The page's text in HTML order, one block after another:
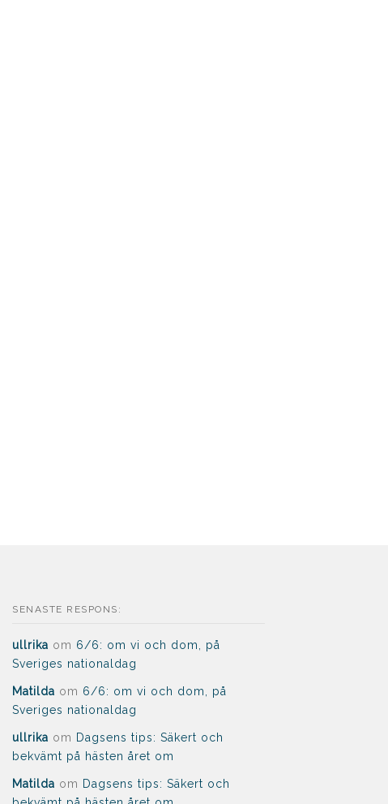
SENASTE RESPONS:
ullrika om 6/6: om vi och dom, på
Sveriges nationaldag
Matilda om 6/6: om vi och dom, på
Sveriges nationaldag
ullrika om Dagsens tips: Säkert och
bekvämt på hästen året om
Matilda om Dagsens tips: Säkert och